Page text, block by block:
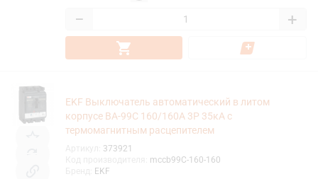
− +
EKF Выключатель автоматический в литом
корпусе ВА-99C 160/160А 3P 35кА с
термомагнитным расцепителем
373921
mccb99C-160-160
EKF